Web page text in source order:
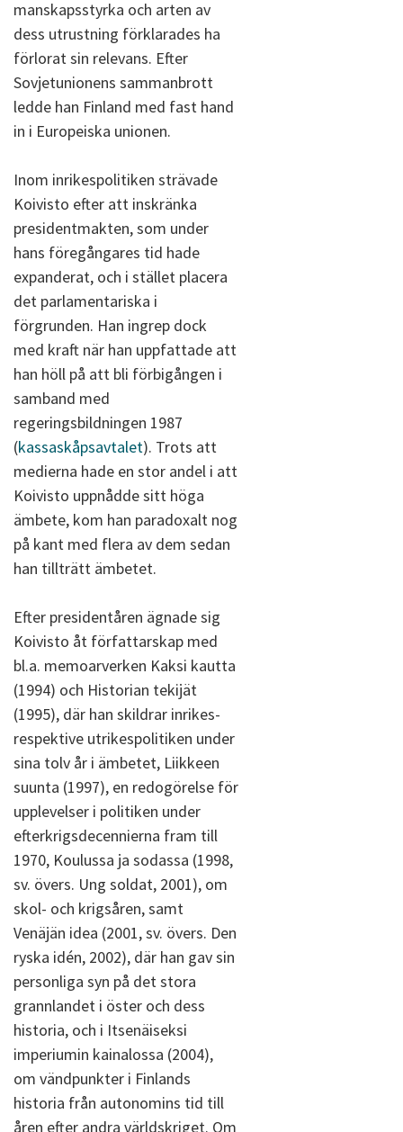
manskapsstyrka och arten av
dess utrustning förklarades ha
förlorat sin relevans. Efter
Sovjetunionens sammanbrott
ledde han Finland med fast hand
in i Europeiska unionen.
Inom inrikespolitiken strävade
Koivisto efter att inskränka
presidentmakten, som under
hans föregångares tid hade
expanderat, och i stället placera
det parlamentariska i
förgrunden. Han ingrep dock
med kraft när han uppfattade att
han höll på att bli förbigången i
samband med
regeringsbildningen 1987
(kassaskåpsavtalet). Trots att
medierna hade en stor andel i att
Koivisto uppnådde sitt höga
ämbete, kom han paradoxalt nog
på kant med flera av dem sedan
han tillträtt ämbetet.
Efter presidentåren ägnade sig
Koivisto åt författarskap med
bl.a. memoarverken Kaksi kautta
(1994) och Historian tekijät
(1995), där han skildrar inrikes-
respektive utrikespolitiken under
sina tolv år i ämbetet, Liikkeen
suunta (1997), en redogörelse för
upplevelser i politiken under
efterkrigsdecennierna fram till
1970, Koulussa ja sodassa (1998,
sv. övers. Ung soldat, 2001), om
skol- och krigsåren, samt
Venäjän idea (2001, sv. övers. Den
ryska idén, 2002), där han gav sin
personliga syn på det stora
grannlandet i öster och dess
historia, och i Itsenäiseksi
imperiumin kainalossa (2004),
om vändpunkter i Finlands
historia från autonomins tid till
åren efter andra världskriget. Om